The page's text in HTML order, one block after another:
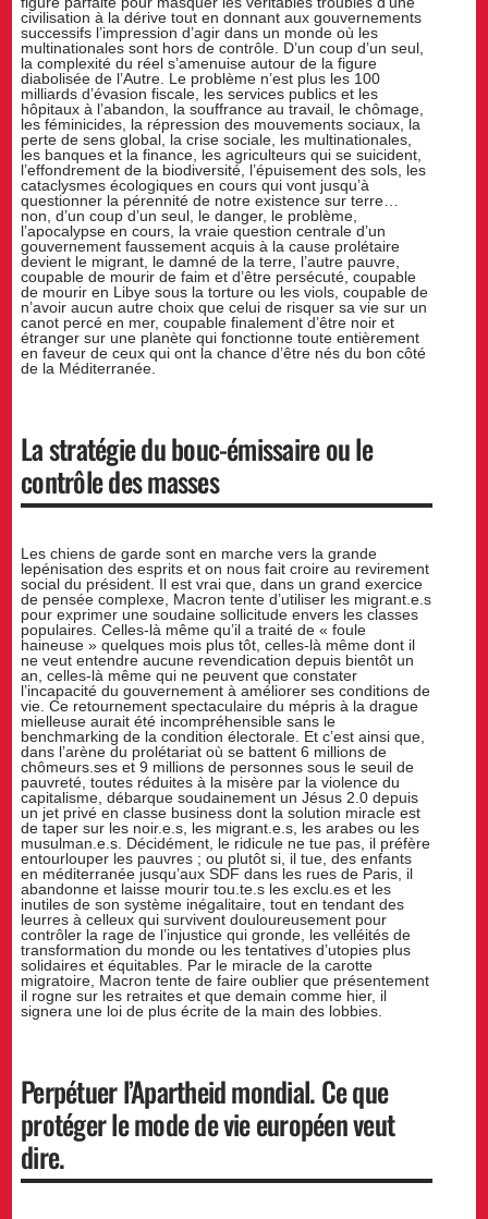
civilisation à la dérive tout en donnant aux gouvernements
successifs l’impression d’agir dans un monde où les
multinationales sont hors de contrôle. D’un coup d’un seul,
la complexité du réel s’amenuise autour de la figure
diabolisée de l’Autre. Le problème n’est plus les 100
milliards d’évasion fiscale, les services publics et les
hôpitaux à l’abandon, la souffrance au travail, le chômage,
les féminicides, la répression des mouvements sociaux, la
perte de sens global, la crise sociale, les multinationales,
les banques et la finance, les agriculteurs qui se suicident,
l’effondrement de la biodiversité, l’épuisement des sols, les
cataclysmes écologiques en cours qui vont jusqu’à
questionner la pérennité de notre existence sur terre…
non, d’un coup d’un seul, le danger, le problème,
l’apocalypse en cours, la vraie question centrale d’un
gouvernement faussement acquis à la cause prolétaire
devient le migrant, le damné de la terre, l’autre pauvre,
coupable de mourir de faim et d’être persécuté, coupable
de mourir en Libye sous la torture ou les viols, coupable de
n’avoir aucun autre choix que celui de risquer sa vie sur un
canot percé en mer, coupable finalement d’être noir et
étranger sur une planète qui fonctionne toute entièrement
en faveur de ceux qui ont la chance d’être nés du bon côté
de la Méditerranée.
La stratégie du bouc-émissaire ou le
contrôle des masses
Les chiens de garde sont en marche vers la grande
lepénisation des esprits et on nous fait croire au revirement
social du président. Il est vrai que, dans un grand exercice
de pensée complexe, Macron tente d’utiliser les migrant.e.s
pour exprimer une soudaine sollicitude envers les classes
populaires. Celles-là même qu’il a traité de « foule
haineuse » quelques mois plus tôt, celles-là même dont il
ne veut entendre aucune revendication depuis bientôt un
an, celles-là même qui ne peuvent que constater
l’incapacité du gouvernement à améliorer ses conditions de
vie. Ce retournement spectaculaire du mépris à la drague
mielleuse aurait été incompréhensible sans le
benchmarking de la condition électorale. Et c’est ainsi que,
dans l’arène du prolétariat où se battent 6 millions de
chômeurs.ses et 9 millions de personnes sous le seuil de
pauvreté, toutes réduites à la misère par la violence du
capitalisme, débarque soudainement un Jésus 2.0 depuis
un jet privé en classe business dont la solution miracle est
de taper sur les noir.e.s, les migrant.e.s, les arabes ou les
musulman.e.s. Décidément, le ridicule ne tue pas, il préfère
entourlouper les pauvres ; ou plutôt si, il tue, des enfants
en méditerranée jusqu’aux SDF dans les rues de Paris, il
abandonne et laisse mourir tou.te.s les exclu.es et les
inutiles de son système inégalitaire, tout en tendant des
leurres à celleux qui survivent douloureusement pour
contrôler la rage de l’injustice qui gronde, les velléités de
transformation du monde ou les tentatives d’utopies plus
solidaires et équitables. Par le miracle de la carotte
migratoire, Macron tente de faire oublier que présentement
il rogne sur les retraites et que demain comme hier, il
signera une loi de plus écrite de la main des lobbies.
Perpétuer l’Apartheid mondial. Ce que
protéger le mode de vie européen veut
dire.